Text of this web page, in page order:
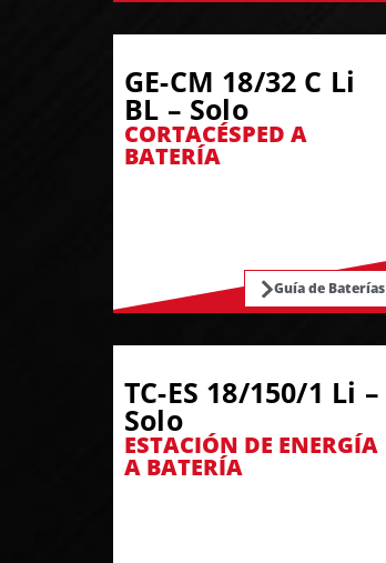
GE-CM 18/32 C Li
BL – Solo
CORTACÉSPED A
BATERÍA
Guía de Baterías
TC-ES 18/150/1 Li –
Solo
ESTACIÓN DE ENERGÍA
A BATERÍA